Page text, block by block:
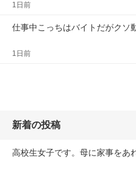
1日前
仕事中こっちはバイトだがクソ
1日前
新着の投稿
高校生女子です。母に家事をあ